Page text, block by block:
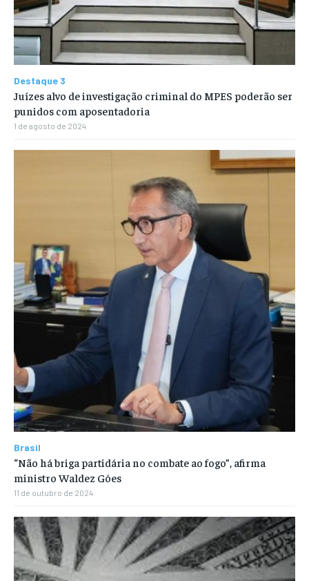
Destaque 3
Juízes alvo de investigação criminal do MPES poderão ser
punidos com aposentadoria
1 de agosto de 2024
Brasil
“Não há briga partidária no combate ao fogo”, afirma
ministro Waldez Góes
11 de outubro de 2024